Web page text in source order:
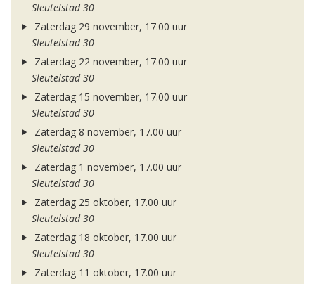
Sleutelstad 30
Zaterdag 29 november, 17.00 uur
Sleutelstad 30
Zaterdag 22 november, 17.00 uur
Sleutelstad 30
Zaterdag 15 november, 17.00 uur
Sleutelstad 30
Zaterdag 8 november, 17.00 uur
Sleutelstad 30
Zaterdag 1 november, 17.00 uur
Sleutelstad 30
Zaterdag 25 oktober, 17.00 uur
Sleutelstad 30
Zaterdag 18 oktober, 17.00 uur
Sleutelstad 30
Zaterdag 11 oktober, 17.00 uur